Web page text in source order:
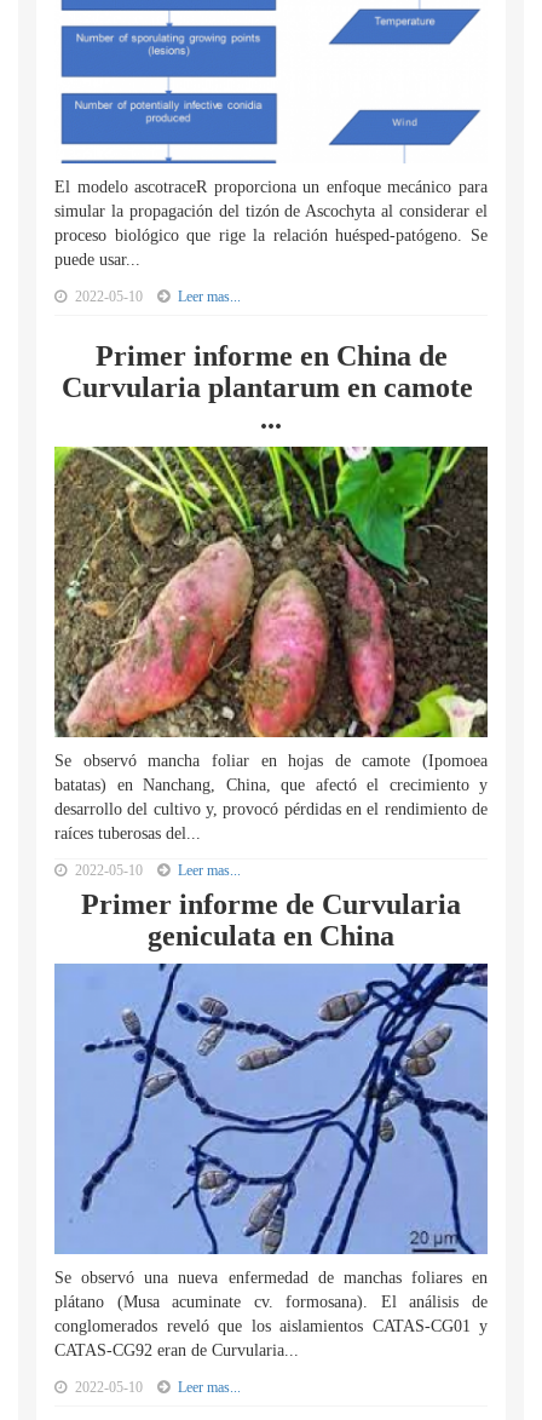
El modelo ascotraceR proporciona un enfoque mecánico para
simular la propagación del tizón de Ascochyta al considerar el
proceso biológico que rige la relación huésped-patógeno. Se
puede usar...
2022-05-10 Leer mas...
Primer informe en China de
Curvularia plantarum en camote
...
Se observó mancha foliar en hojas de camote (Ipomoea
batatas) en Nanchang, China, que afectó el crecimiento y
desarrollo del cultivo y, provocó pérdidas en el rendimiento de
raíces tuberosas del...
2022-05-10 Leer mas...
Primer informe de Curvularia
geniculata en China
Se observó una nueva enfermedad de manchas foliares en
plátano (Musa acuminate cv. formosana). El análisis de
conglomerados reveló que los aislamientos CATAS-CG01 y
CATAS-CG92 eran de Curvularia...
2022-05-10 Leer mas...